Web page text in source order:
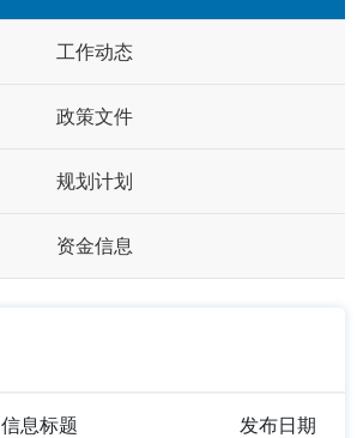
工作动态
政策文件
规划计划
资金信息
信息标题 发布日期